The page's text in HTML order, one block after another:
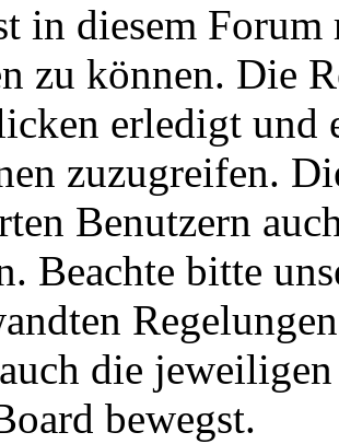
in diesem
zu können. Die
erledigt und
zuzugreifen.
Benutzern
Beachte bitte
die
bewegst.